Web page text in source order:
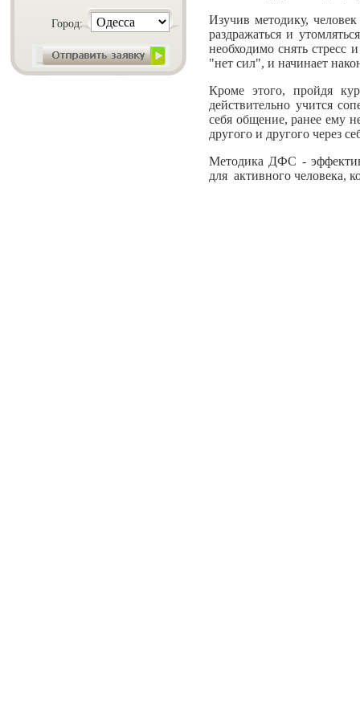
Город:
Изучив методику,
раздражаться и
необходимо снять стресс
"нет сил", и начинает
Кроме этого, пройдя
действительно учится
себя общение, ранее ему
другого и другого через
Методика ДФС -
для активного человека,